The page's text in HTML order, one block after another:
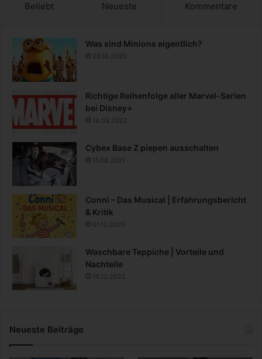
Beliebt Neueste Kommentare
Was sind Minions eigentlich?
20.10.2020
Richtige Reihenfolge aller Marvel-Serien
bei Disney+
14.03.2022
Cybex Base Z piepen ausschalten
11.08.2021
Conni – Das Musical | Erfahrungsbericht
& Kritik
01.10.2025
Waschbare Teppiche | Vorteile und
Nachteile
19.12.2022
Neueste Beiträge